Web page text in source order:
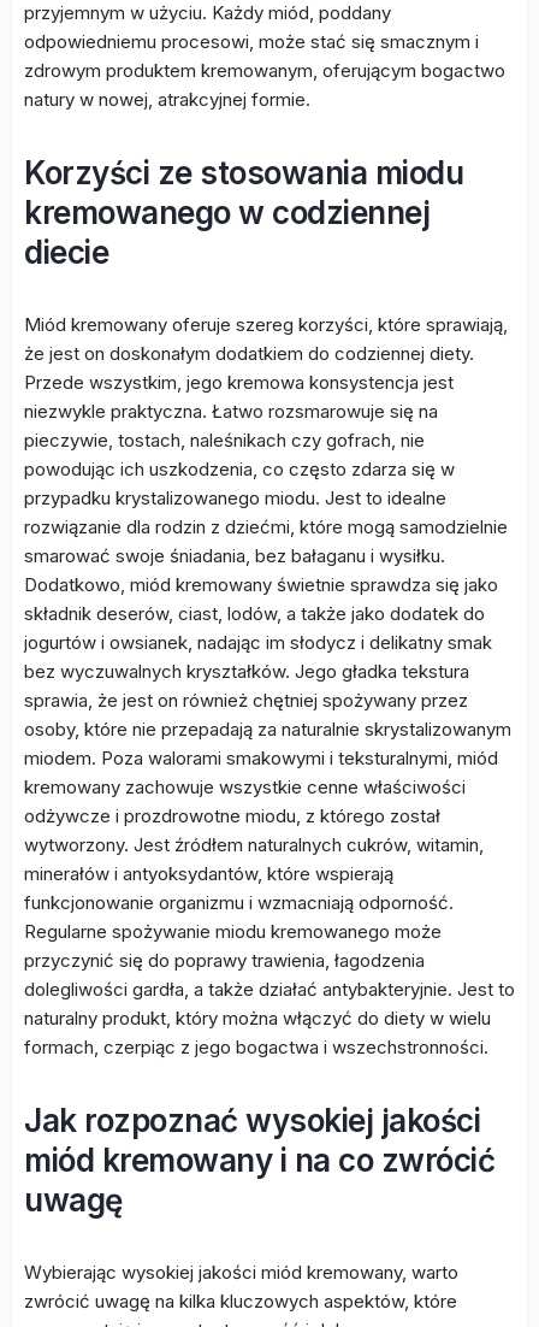
przyjemnym w użyciu. Każdy miód, poddany
odpowiedniemu procesowi, może stać się smacznym i
zdrowym produktem kremowanym, oferującym bogactwo
natury w nowej, atrakcyjnej formie.
Korzyści ze stosowania miodu
kremowanego w codziennej
diecie
Miód kremowany oferuje szereg korzyści, które sprawiają,
że jest on doskonałym dodatkiem do codziennej diety.
Przede wszystkim, jego kremowa konsystencja jest
niezwykle praktyczna. Łatwo rozsmarowuje się na
pieczywie, tostach, naleśnikach czy gofrach, nie
powodując ich uszkodzenia, co często zdarza się w
przypadku krystalizowanego miodu. Jest to idealne
rozwiązanie dla rodzin z dziećmi, które mogą samodzielnie
smarować swoje śniadania, bez bałaganu i wysiłku.
Dodatkowo, miód kremowany świetnie sprawdza się jako
składnik deserów, ciast, lodów, a także jako dodatek do
jogurtów i owsianek, nadając im słodycz i delikatny smak
bez wyczuwalnych kryształków. Jego gładka tekstura
sprawia, że jest on również chętniej spożywany przez
osoby, które nie przepadają za naturalnie skrystalizowanym
miodem. Poza walorami smakowymi i teksturalnymi, miód
kremowany zachowuje wszystkie cenne właściwości
odżywcze i prozdrowotne miodu, z którego został
wytworzony. Jest źródłem naturalnych cukrów, witamin,
minerałów i antyoksydantów, które wspierają
funkcjonowanie organizmu i wzmacniają odporność.
Regularne spożywanie miodu kremowanego może
przyczynić się do poprawy trawienia, łagodzenia
dolegliwości gardła, a także działać antybakteryjnie. Jest to
naturalny produkt, który można włączyć do diety w wielu
formach, czerpiąc z jego bogactwa i wszechstronności.
Jak rozpoznać wysokiej jakości
miód kremowany i na co zwrócić
uwagę
Wybierając wysokiej jakości miód kremowany, warto
zwrócić uwagę na kilka kluczowych aspektów, które